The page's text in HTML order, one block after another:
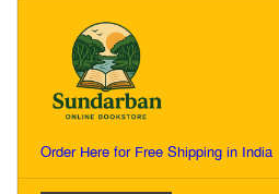
Order Here for Free Shipping in India